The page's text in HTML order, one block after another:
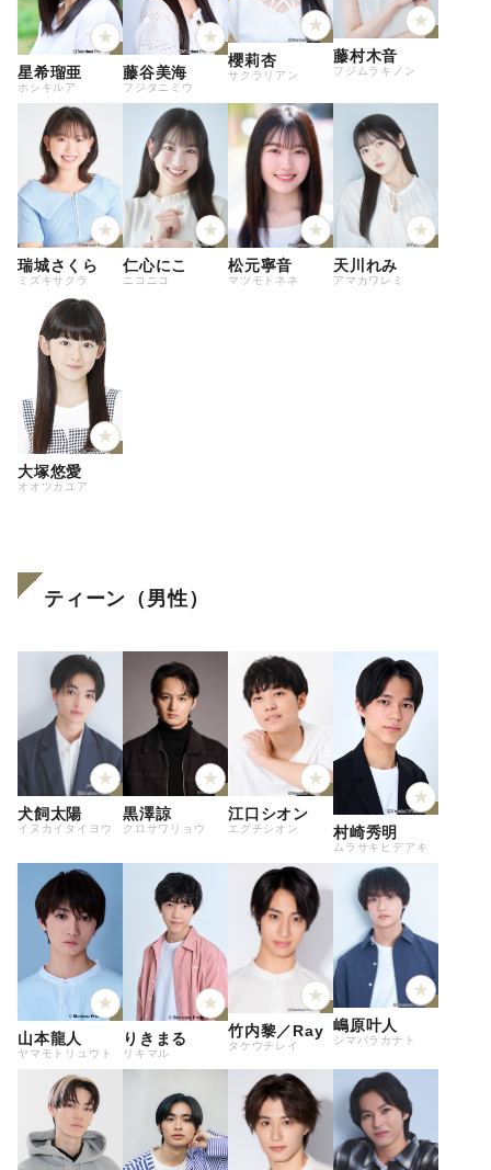
星希瑠亜
ホシキルア
藤谷美海
フジタニミウ
櫻莉杏
サクラリアン
藤村木音
フジムラキノン
瑞城さくら
ミズキサクラ
仁心にこ
ニコニコ
松元寧音
マツモトネネ
天川れみ
アマカワレミ
大塚悠愛
オオツカユア
ティーン（男性）
犬飼太陽
イヌカイタイヨウ
黒澤諒
クロサワリョウ
江口シオン
エグチシオン 村崎秀明
ムラサキヒデアキ
山本龍人
ヤマモトリュウト
りきまる
リキマル
竹内黎／Ray
タケウチレイ
嶋原叶人
シマバラカナト